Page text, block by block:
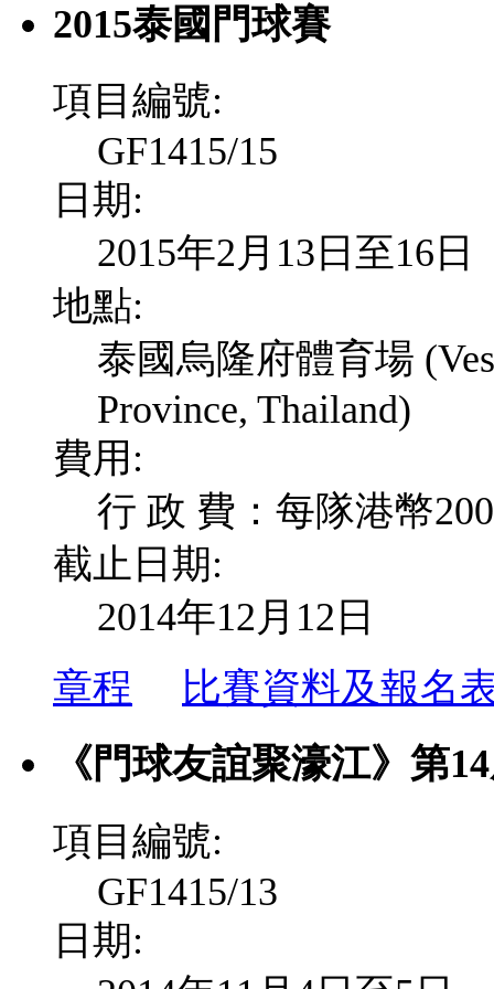
2015泰國門球賽
項目編號:
GF1415/15
日期:
2015年2月13日至16日
地點:
泰國烏隆府體育場
Province, Thailand)
費用:
行 政 費：每隊港幣
截止日期:
2014年12月12日
章程
比賽資料及報名
《門球友誼聚濠江》第
項目編號:
GF1415/13
日期: